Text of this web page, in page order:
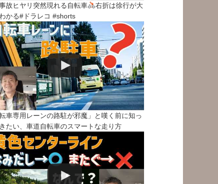
故ヒヤリ突然現れる自転車
右折は徐行が大
かる#ドラレコ #shorts
車専用レーンの路駐が邪魔」と嘆く前に知っ
たい、車道自転車のスマートな走り方